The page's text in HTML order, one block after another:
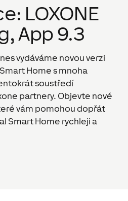
LOXONE
App 9.3
vydáváme novou verzi
Home s mnoha
soustředí
partnery. Objevte nové
vám pomohou dopřát
Smart Home rychleji a